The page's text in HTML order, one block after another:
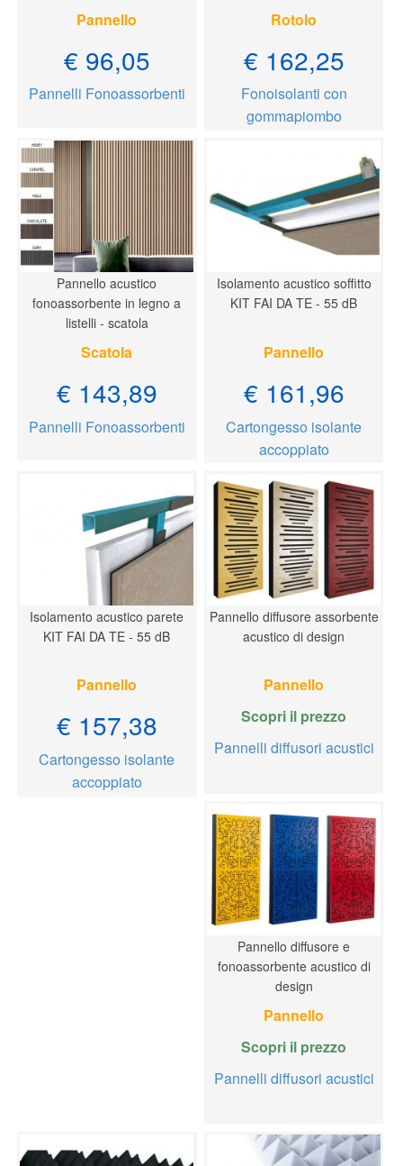
Pannello
€ 96,05
Pannelli Fonoassorbenti
Rotolo
€ 162,25
Fonoisolanti con
gommapiombo
Pannello acustico
fonoassorbente in legno a
listelli - scatola
Scatola
€ 143,89
Pannelli Fonoassorbenti
Isolamento acustico soffitto
KIT FAI DA TE - 55 dB
Pannello
€ 161,96
Cartongesso isolante
accoppiato
Isolamento acustico parete
KIT FAI DA TE - 55 dB
Pannello
€ 157,38
Cartongesso isolante
accoppiato
Pannello diffusore assorbente
acustico di design
Pannello
Scopri il prezzo
Pannelli diffusori acustici
Pannello diffusore e
fonoassorbente acustico di
design
Pannello
Scopri il prezzo
Pannelli diffusori acustici